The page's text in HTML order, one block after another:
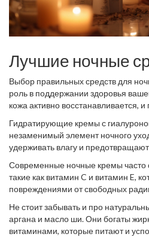
Лучшие ночные
Выбор правильных средств для
роль в поддержании здоровья
кожа активно восстанавливается,
Одним из важнейших героев
который способствует увеличению
клеток. Он также эффективен в
линиями. Исследования
использование ретинола может
кожи и уменьшить пигментацию.
Гидратирующие кремы с
незаменимый элемент ночного
удерживать влагу и
действует как губка,
поддерживает естественный
дерматологи рекомендуют
сном, чтобы кожа могла впитывать
влаги.
Современные ночные кремы часто
такие как витамин C и витамин E,
повреждениями от свободных
и загрязнения окружающей среды,
них особенно важно. По словам
специалиста в области
Не стоит забывать и про
аргана и масло ши. Они богаты
витаминами, которые питают и